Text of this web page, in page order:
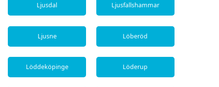
Ljusdal Ljusfallshammar
Ljusne Löberöd
Löddeköpinge Löderup